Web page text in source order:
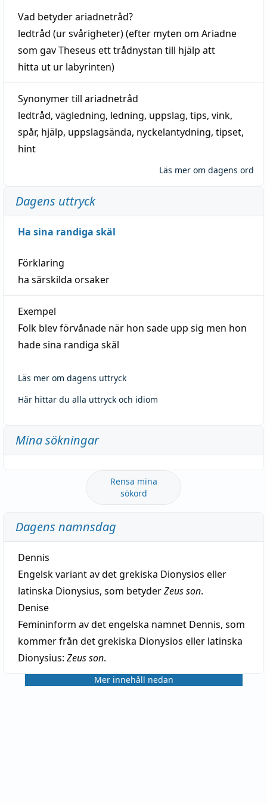
Vad betyderariadnetråd?
ledtråd (ur svårigheter) (efter myten om Ariadne
som gav Theseus ett trådnystan till hjälp att
hitta ut ur labyrinten)
Synonymer till ariadnetråd
ledtråd, vägledning, ledning, uppslag, tips, vink,
spår, hjälp, uppslagsända, nyckelantydning, tipset,
hint
Läs mer om dagens ord
Dagens uttryck
Ha sina randiga skäl
Förklaring
ha särskilda orsaker
Exempel
Folk blev förvånade när hon sade upp sig men hon
hade sina randiga skäl
Läs mer om dagens uttryck
Här hittar du alla uttryck och idiom
Mina sökningar
Rensa mina
sökord
Dagens namnsdag
Dennis
Engelsk variant av det grekiska Dionysios eller
latinska Dionysius, som betyderZeus son.
Denise
Femininform av det engelska namnet Dennis, som
kommer från det grekiska Dionysios eller latinska
Dionysius: Zeus son.
Mer innehåll nedan